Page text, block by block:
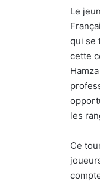
Le
qui se
cette
les
Ce